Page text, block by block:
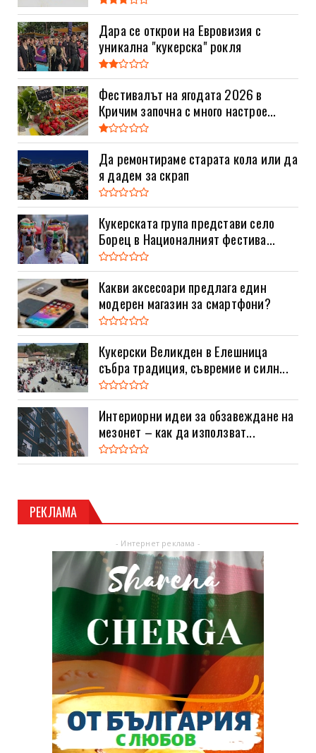
Дара се открои на Евровизия с
уникална "кукерска" рокля
Фестивалът на ягодата 2026 в
Кричим започна с много настрое...
Да ремонтираме старата кола или да
я дадем за скрап
Кукерската група представи село
Борец в Националният фестива...
Какви аксесоари предлага един
модерен магазин за смартфони?
Кукерски Великден в Елешница
събра традиция, съвремие и силн...
Интериорни идеи за обзавеждане на
мезонет – как да използват...
РЕКЛАМА
- Интернет реклама -